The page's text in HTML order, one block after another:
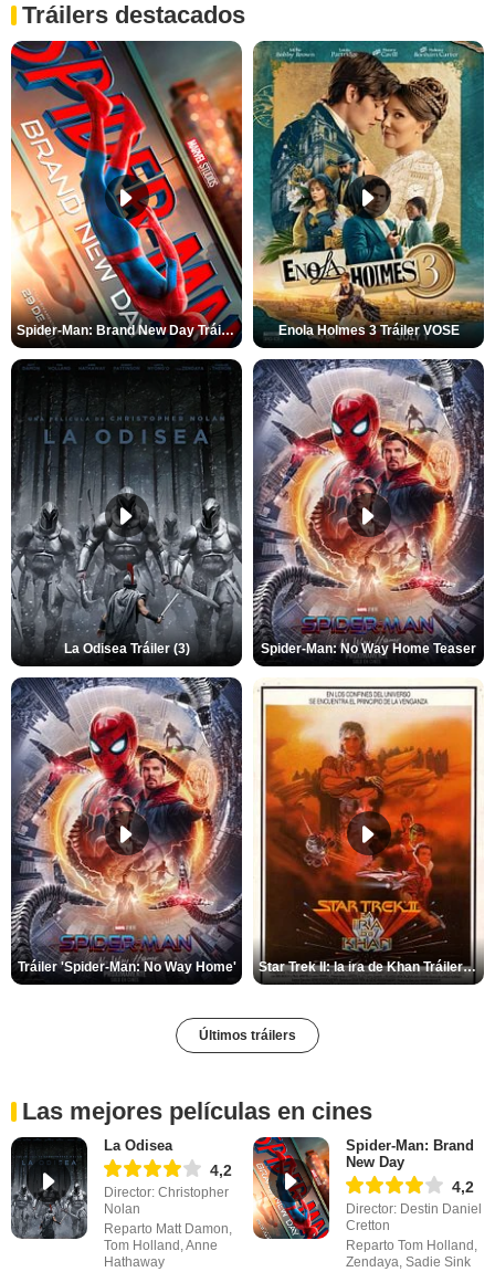
Tráilers destacados
Spider-Man: Brand New Day Tráiler (3) Enola Holmes 3 Tráiler VOSE
La Odisea Tráiler (3) Spider-Man: No Way Home Teaser
Tráiler 'Spider-Man: No Way Home' Star Trek II: la ira de Khan Tráiler VO
Últimos tráilers
Las mejores películas en cines
La Odisea
4,2
Director: Christopher
Nolan
Reparto Matt Damon,
Tom Holland, Anne
Hathaway
Spider-Man: Brand
New Day
4,2
Director: Destin Daniel
Cretton
Reparto Tom Holland,
Zendaya, Sadie Sink